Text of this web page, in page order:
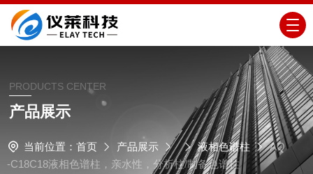
PRODUCTS CENTER
产品展示
当前位置： 首页 产品展示 液相色谱柱
AQ
-C18C18液相色谱柱，亲水性，分析柱/制备色谱柱